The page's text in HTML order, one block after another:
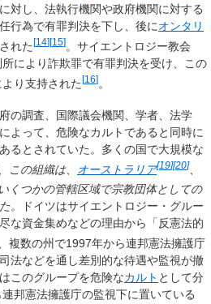
対し、法執行機関や政府機関に対する
行為で有罪判決を下し、後にオンタリ
れた [14][15] 。サイエントロジー教会
により詐欺罪で有罪判決を受け、この
り支持された[16]。
の調査、国際議会機関、学者、法学
よって、危険なカルトであると同時に
るとされていた。多くの国で大規模な
この組織は、 オーストラリア[19][20]
くつかの管轄区域で宗教団体としての
。
ドイツはサイエントロジー・グルー
な資金集めなどの理由から「反憲法的
複数の州で1997年から連邦憲法擁護庁
法などを通し差別的な待遇や監視が撤
このグループを危険なカルト として分
邦憲法擁護庁の監視下に置いている